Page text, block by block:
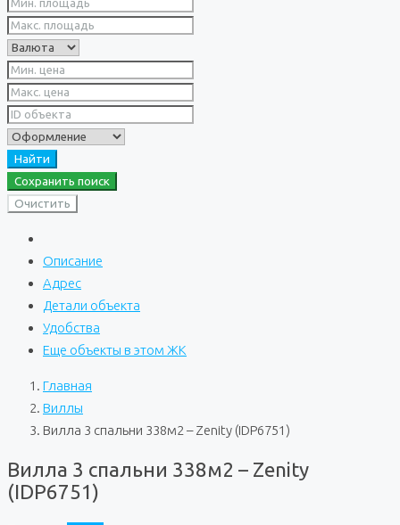
Найти
Сохранить поиск
Очистить
Описание
Адрес
Детали объекта
Удобства
Еще объекты в этом ЖК
Главная
Виллы
Вилла 3 спальни 338м2 – Zenity (IDP6751)
Вилла 3 спальни 338м2 – Zenity
(IDP6751)